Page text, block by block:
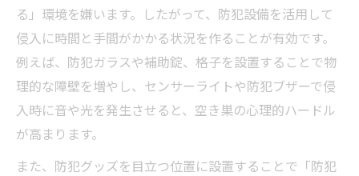
る」環境を嫌います。したがって、防犯設備を活用して
侵入に時間と手間がかかる状況を作ることが有効です。
例えば、防犯ガラスや補助錠、格子を設置することで物
理的な障壁を増やし、センサーライトや防犯ブザーで侵
入時に音や光を発生させると、空き巣の心理的ハードル
が高まります。
また、防犯グッズを目立つ位置に設置することで「防犯